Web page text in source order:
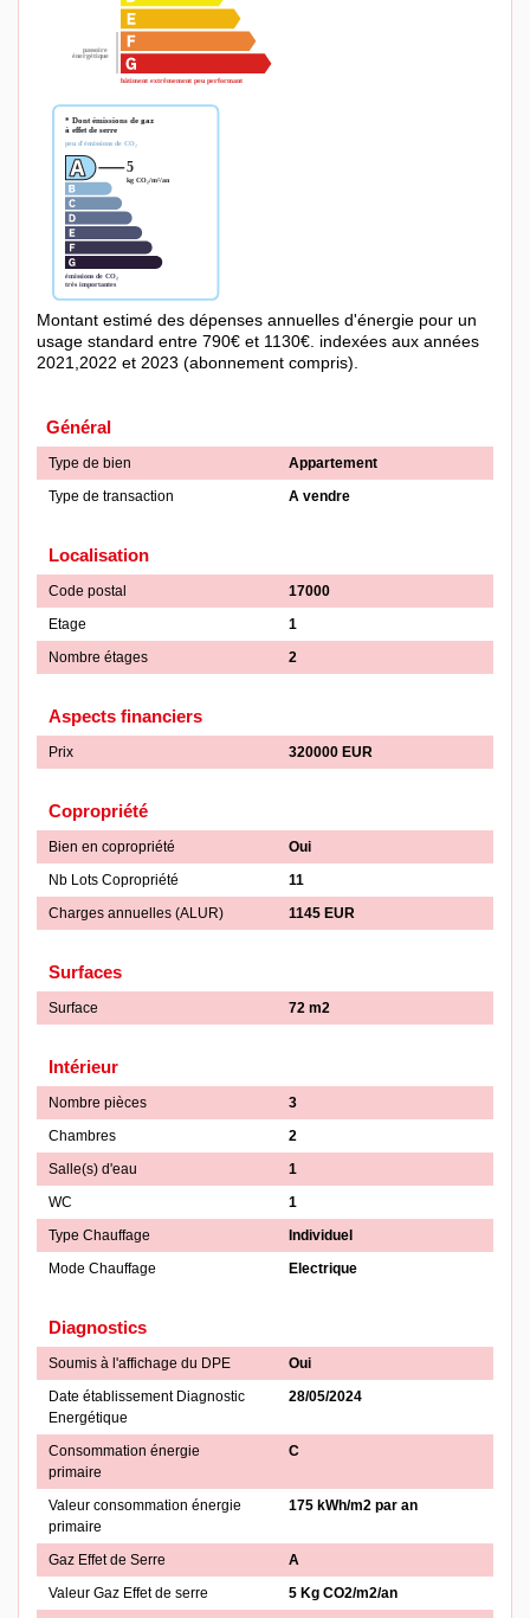
Montant estimé des dépenses annuelles d'énergie pour un
usage standard entre 790€ et 1130€. indexées aux années
2021,2022 et 2023 (abonnement compris).
Général
Type de bien
Appartement
Type de transaction
A vendre
Localisation
Code postal
17000
Etage
1
Nombre étages
2
Aspects financiers
Prix 320000 EUR
Copropriété
Bien en copropriété
Oui
Nb Lots Copropriété
11
Charges annuelles (ALUR)
1145 EUR
Surfaces
Surface 72 m2
Intérieur
Nombre pièces
3
Chambres
2
Salle(s) d'eau
1
WC
1
Type Chauffage
Individuel
Mode Chauffage
Electrique
Diagnostics
Soumis à l'affichage du DPE
Oui
Date établissement Diagnostic
Energétique
28/05/2024
Consommation énergie
primaire
C
Valeur consommation énergie
primaire
175 kWh/m2 par an
Gaz Effet de Serre
A
Valeur Gaz Effet de serre
5 Kg CO2/m2/an